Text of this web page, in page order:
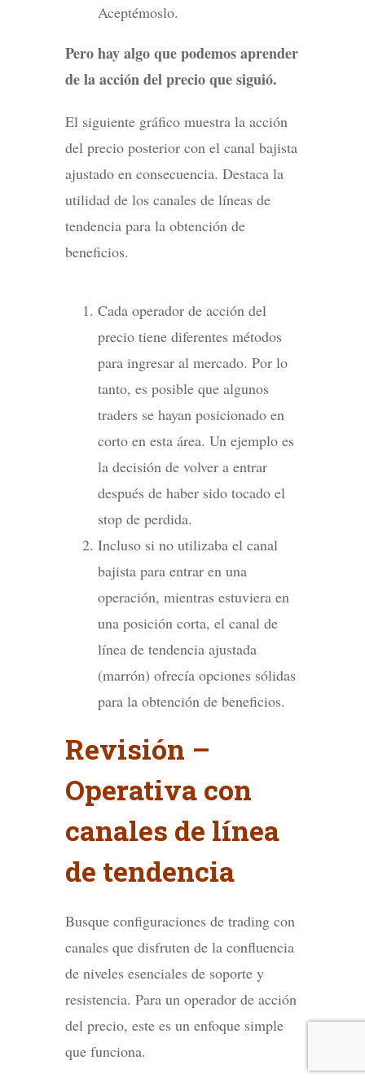
Aceptémoslo.
Pero hay algo que podemos aprender
de la acción del precio que siguió.
El siguiente gráfico muestra la acción
del precio posterior con el canal bajista
ajustado en consecuencia. Destaca la
utilidad de los canales de líneas de
tendencia para la obtención de
beneficios.
Cada operador de acción del
precio tiene diferentes métodos
para ingresar al mercado. Por lo
tanto, es posible que algunos
traders se hayan posicionado en
corto en esta área. Un ejemplo es
la decisión de volver a entrar
después de haber sido tocado el
stop de perdida.
Incluso si no utilizaba el canal
bajista para entrar en una
operación, mientras estuviera en
una posición corta, el canal de
línea de tendencia ajustada
(marrón) ofrecía opciones sólidas
para la obtención de beneficios.
Revisión –
Operativa con
canales de línea
de tendencia
Busque configuraciones de trading con
canales que disfruten de la confluencia
de niveles esenciales de soporte y
resistencia. Para un operador de acción
del precio, este es un enfoque simple
que funciona.